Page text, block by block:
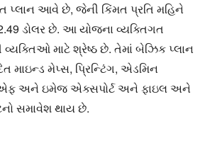
આવે છે, જેની કિંમત પ્રતિ મહિને
2.49 ડોલર છે. આ યોજના વ્યક્તિગત
વ્યક્તિઓ માટે શ્રેષ્ઠ છે. તેમાં બેઝિક પ્લાન
માઇન્ડ મેપ્સ, પ્રિન્ટિંગ, એડમિન
અને ઇમેજ એક્સપોર્ટ અને ફાઇલ અને
સમાવેશ થાય છે.